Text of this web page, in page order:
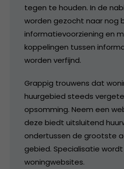
tegen te houden. In de
worden gezocht naar nog
informatievoorziening en
koppelingen tussen
worden verfijnd.
Grappig trouwens dat
huurgebied steeds
opsomming. Neem een
deze biedt uitsluitend
ondertussen de grootste
gebied. Specialisatie wordt
woningwebsites.